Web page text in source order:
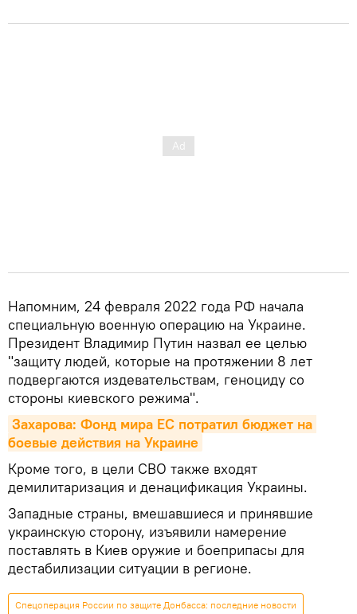
Напомним, 24 февраля 2022 года РФ начала
специальную военную операцию на Украине.
Президент Владимир Путин назвал ее целью
"защиту людей, которые на протяжении 8 лет
подвергаются издевательствам, геноциду со
стороны киевского режима".
Захарова: Фонд мира ЕС потратил бюджет на
боевые действия на Украине
Кроме того, в цели СВО также входят
демилитаризация и денацификация Украины.
Западные страны, вмешавшиеся и принявшие
украинскую сторону, изъявили намерение
поставлять в Киев оружие и боеприпасы для
дестабилизации ситуации в регионе.
Спецоперация России по защите Донбасса: последние новости